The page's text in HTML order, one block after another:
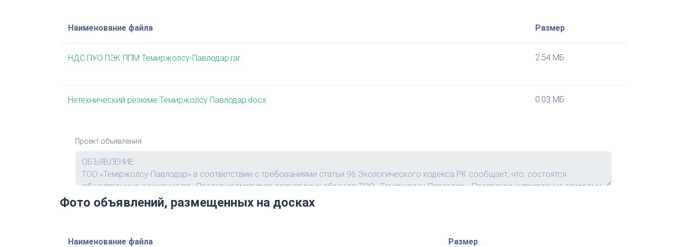
Наименование файла Размер
НДС ПУО ПЭК ППМ Темиржолсу-Павлодар.rar 2.54 МБ
Нетехнический резюме Темиржолсу Павлодар.docx 0.03 МБ
Проект объявления
Фото объявлений, размещенных на досках
Наименование файла Размер